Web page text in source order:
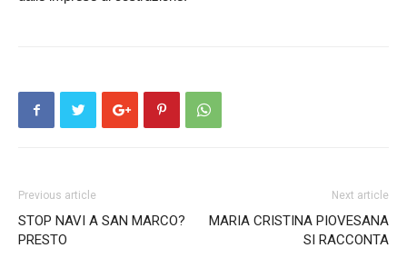
Previous article
STOP NAVI A SAN MARCO?
PRESTO
Next article
MARIA CRISTINA PIOVESANA
SI RACCONTA